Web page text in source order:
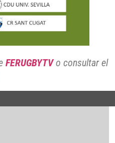
FERUGBYTVo consultar el